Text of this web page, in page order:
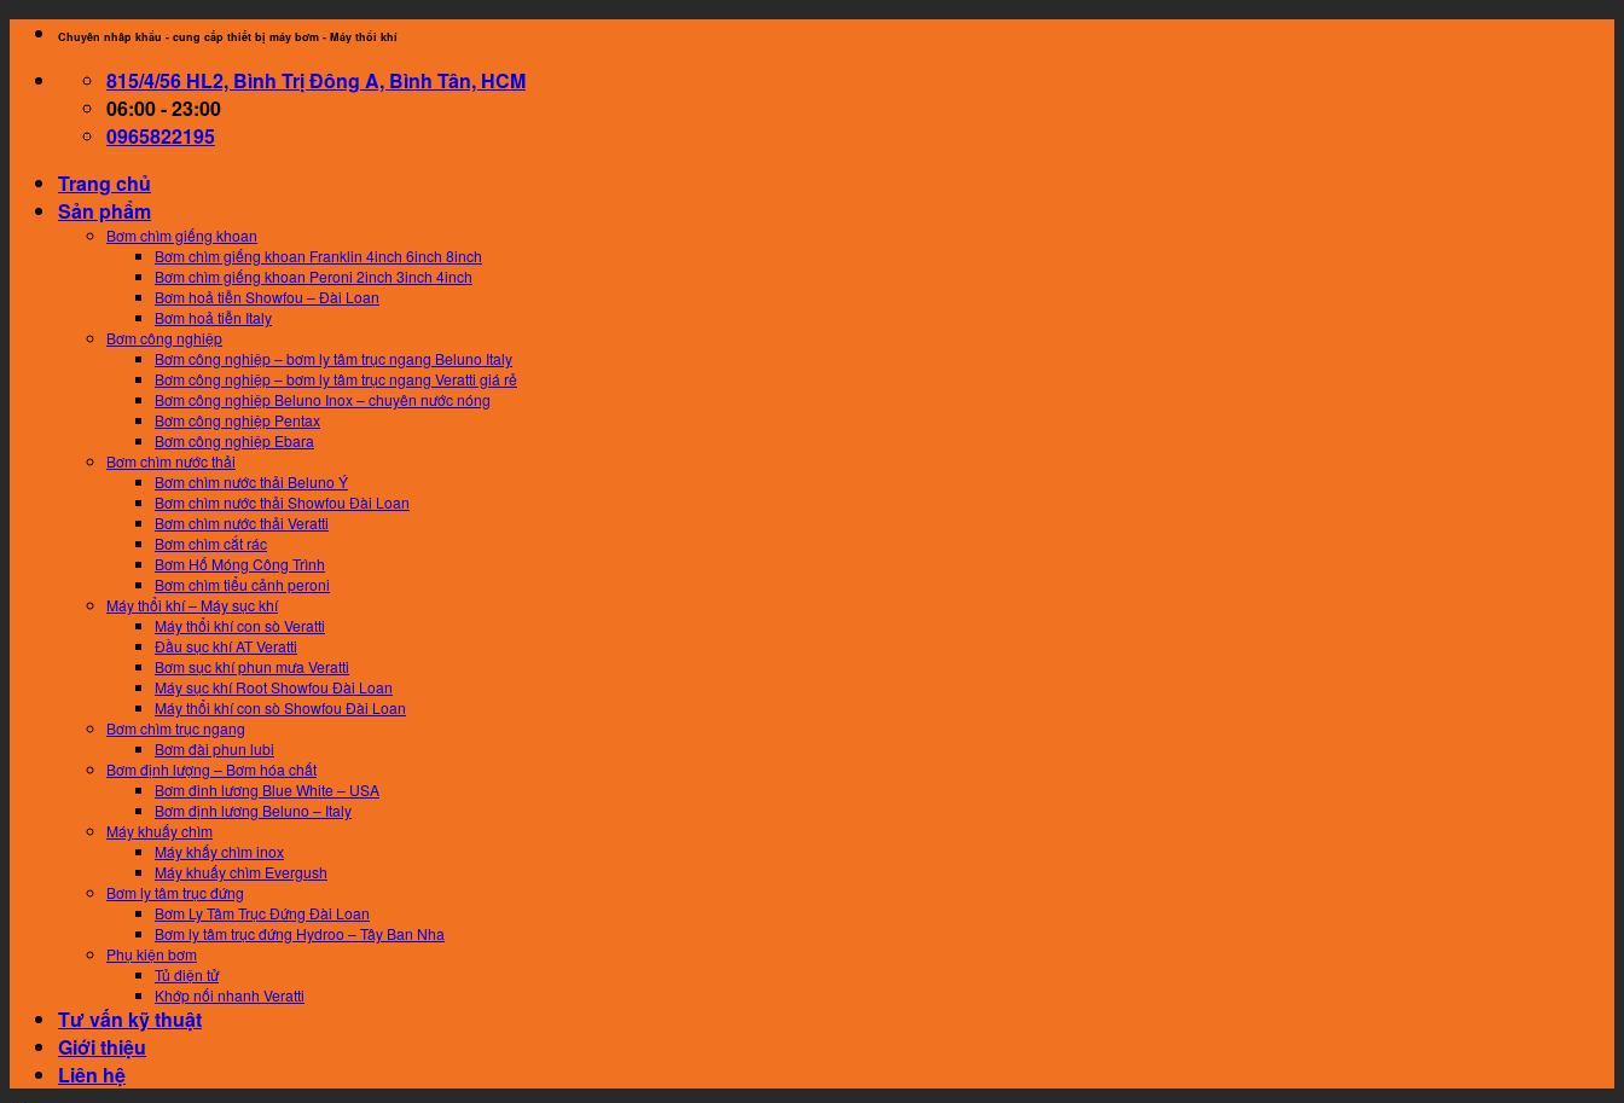
Skip
content
Chuyên nhâp khẩu - cung cấp thiết bị máy bơm - Máy thổi khí
815/4/56 HL2, Bình Trị Đông A, Bình Tân, HCM
06:00 - 23:00
0965822195
Trang chủ
Sản phẩm
Bơm chìm giếng khoan
Bơm chìm giếng khoan Franklin 4inch 6inch 8inch
Bơm chìm giếng khoan Peroni 2inch 3inch 4inch
Bơm hoả tiễn Showfou – Đài Loan
Bơm hoả tiễn Italy
Bơm công nghiệp
Bơm công nghiệp – bơm ly tâm trục ngang Beluno Italy
Bơm công nghiệp – bơm ly tâm trục ngang Veratti giá rẻ
Bơm công nghiệp Beluno Inox – chuyên nước nóng
Bơm công nghiệp Pentax
Bơm công nghiệp Ebara
Bơm chìm nước thải
Bơm chìm nước thải Beluno Ý
Bơm chìm nước thải Showfou Đài Loan
Bơm chìm nước thải Veratti
Bơm chìm cắt rác
Bơm Hố Móng Công Trình
Bơm chìm tiểu cảnh peroni
Máy thổi khí – Máy sục khí
Máy thổi khí con sò Veratti
Đầu sục khí AT Veratti
Bơm sục khí phun mưa Veratti
Máy sục khí Root Showfou Đài Loan
Máy thổi khí con sò Showfou Đài Loan
Bơm chìm trục ngang
Bơm đài phun lubi
Bơm định lượng – Bơm hóa chất
Bơm đinh lương Blue White – USA
Bơm định lương Beluno – Italy
Máy khuấy chìm
Máy khấy chìm inox
Máy khuấy chìm Evergush
Bơm ly tâm trục đứng
Bơm Ly Tâm Trục Đứng Đài Loan
Bơm ly tâm trục đứng Hydroo – Tây Ban Nha
Phụ kiện bơm
Tủ điện tử
Khớp nối nhanh Veratti
Tư vấn kỹ thuật
Giới thiệu
Liên hệ